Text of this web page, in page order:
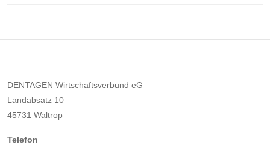
DENTAGEN Wirtschaftsverbund eG
Landabsatz 10
45731 Waltrop
Telefon